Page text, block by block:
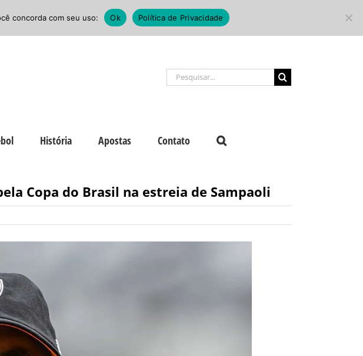
Buscar
resultados
História Apostas Contato
Copa do Brasil na estreia de Sampaoli
concorda com seu uso: Ok Política de Privacidade